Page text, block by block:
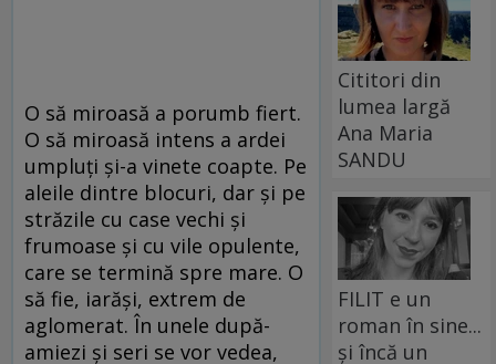
O să miroasă a porumb fiert.
O să miroasă intens a ardei
umpluți și-a vinete coapte. Pe
aleile dintre blocuri, dar și pe
străzile cu case vechi și
frumoase și cu vile opulente,
care se termină spre mare. O
să fie, iarăși, extrem de
aglomerat. În unele după-
amiezi și seri se vor vedea,
Cititori din
lumea largă
Ana Maria
SANDU
FILIT e un
roman în sine...
și încă un